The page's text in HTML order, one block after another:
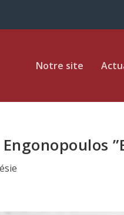
Notre site